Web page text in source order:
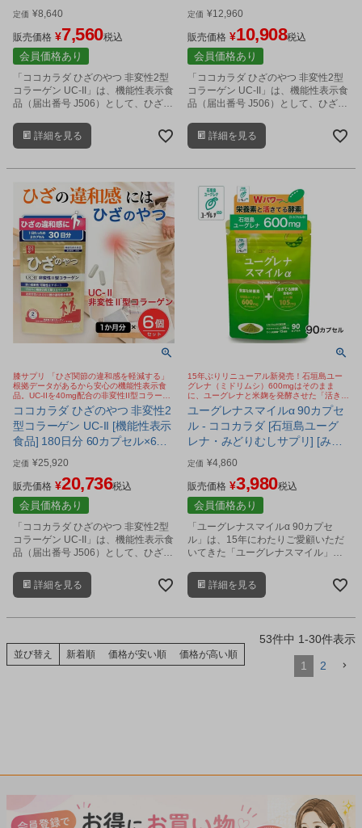
ット - 健人 [ひざ関節/サプリ] ※
ネコポス対応商品
定価 ¥8,640
販売価格 ¥7,560税込
会員価格あり
「ココカラダ ひざのやつ 非変性2型
コラーゲン UC-II」は、機能性表示食
品（届出番号 J506）として、ひざ関
性をサポートするサプリメントで
す。
詳細を見る
ット - 健人 [ひざ関節/サプリ]
定価 ¥12,960
販売価格 ¥10,908税込
会員価格あり
「ココカラダ ひざのやつ 非変性2型
コラーゲン UC-II」は、機能性表示食
品（届出番号 J506）として、ひざ関
性をサポートするサプリメントで
す。
詳細を見る
膝サプリ 「ひざ関節の違和感を軽減する」
根拠データがあるから安心の機能性表示食
品。UC-IIを40mg配合の非変性II型コラーゲ
ン。歩く、しゃがむ、階段の昇り降りサポー
ト
ココカラダ ひざのやつ 非変性2
型コラーゲン UC-II [機能性表示
食品] 180日分 60カプセル×6個
セット - 健人 [ひざ関節/サプリ]
定価 ¥25,920
販売価格 ¥20,736税込
会員価格あり
「ココカラダ ひざのやつ 非変性2型
コラーゲン UC-II」は、機能性表示食
品（届出番号 J506）として、ひざ関
性をサポートするサプリメントで
す。
詳細を見る
15年ぶりリニューアル新発売！石垣島ユー
グレナ（ミドリムシ）600mgはそのまま
に、ユーグレナと米麹を発酵させた「活きた
酵素を含むみどり麹」を新配合。八重山クロ
レラ・乳酸菌をプラス。おすすめ野菜 サプ
リ
ユーグレナスマイルα 90カプセ
ル - ココカラダ [石垣島ユーグ
レナ・みどりむしサプリ] [みど
り麹/ユーグレナサプリ] ※ネコ
ポス対応商品
定価 ¥4,860
販売価格 ¥3,980税込
会員価格あり
「ユーグレナスマイルα 90カプセ
ル」は、15年にわたりご愛顧いただ
いてきた「ユーグレナスマイル」を
進化したユーグレナサプリメントで
す。
詳細を見る
並び替え 新着順 価格が安い順 価格が高い順
53件中 1-30件表示
1 2